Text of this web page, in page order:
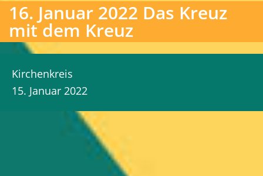
16. Januar 2022 Das Kreuz
mit dem Kreuz
Kirchenkreis
15. Januar 2022